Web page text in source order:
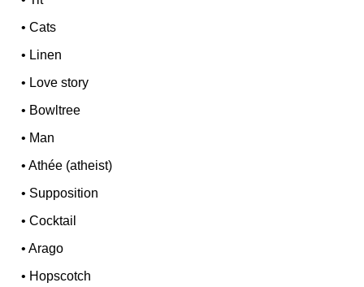
•Cats
• Linen
• Love story
• Bowltree
• Man
•Athée (atheist)
• Supposition
•Cocktail
•Arago
• Hopscotch